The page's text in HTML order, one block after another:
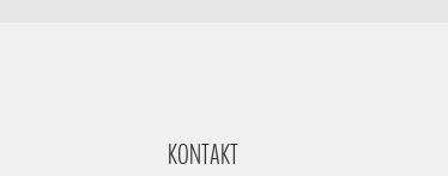
KONTAKT